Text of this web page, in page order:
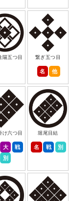
陽五つ目 繋ぎ五つ目
名 他
け六つ目
大
戦
別
堀尾目結
名 戦 別